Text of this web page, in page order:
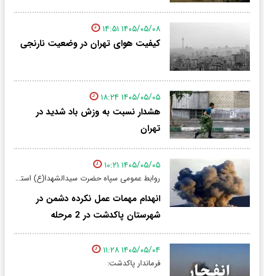
۱۴۰۵/۰۵/۰۸ ۱۴:۵۱
کیفیت هوای تهران در وضعیت نارنجی
۱۴۰۵/۰۵/۰۵ ۱۸:۲۴
هشدار نسبت به وزش باد شدید در
تهران
۱۴۰۵/۰۵/۰۵ ۱۰:۲۱
روابط عمومی سپاه حضرت سیدالشهدا(ع) استان تهران خبر داد:
انهدام مهمات عمل نکرده دشمن در
شهرستان‌ پاکدشت در 2 مرحله
۱۴۰۵/۰۵/۰۴ ۱۱:۲۸
فرماندار پاکدشت: